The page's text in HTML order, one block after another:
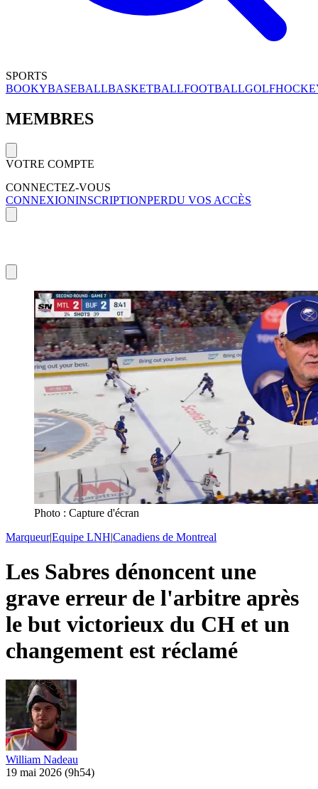
SPORTS
BOOKYBASEBALLBASKETBALLFOOTBALLGOLF
MEMBRES
VOTRE COMPTE
CONNECTEZ-VOUS
CONNEXIONINSCRIPTIONPERDU VOS ACCÈS
Photo : Capture d'écran
Marqueur|Equipe LNH|Canadiens de Montreal
Les Sabres dénoncent une
grave erreur de l'arbitre après
le but victorieux du CH et un
changement est réclamé
William Nadeau
19 mai 2026 (9h54)